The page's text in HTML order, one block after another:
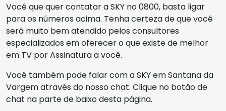
Você que quer contatar a SKY no 0800, basta ligar
para os números acima. Tenha certeza de que você
será muito bem atendido pelos consultores
especializados em oferecer o que existe de melhor
em TV por Assinatura a você.
Você também pode falar com a SKY em Santana da
Vargem através do nosso chat. Clique no botão de
chat na parte de baixo desta página.